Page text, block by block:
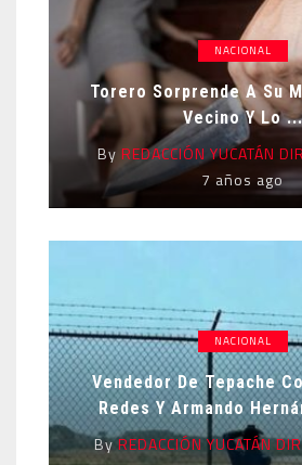
NACIONAL
Torero Sorprende A Su
Vecino Y Lo ...
ByREDACCIÓN YUCATÁN
7 años ago
NACIONAL
Vendedor De Tepache
Redes Y Armando
ByREDACCIÓN YUCATÁN